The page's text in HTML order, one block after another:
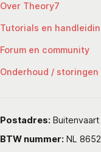
Over Theory7
Tutorials en
Forum en community
Onderhoud / storingen
Postadres:
BTW nummer: NL